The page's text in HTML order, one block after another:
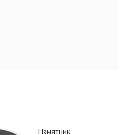
Памятник